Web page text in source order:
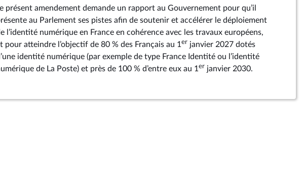
2023
2023
2023
2023
présent amendement demande un rapport au Gouvernement pour qu’il
au Parlement ses pistes afin de soutenir et accélérer le déploiement
l’identité numérique en France en cohérence avec les travaux européens,
pour atteindre l’objectif de 80 % des Français au 1 er janvier 2027 dotés
identité numérique (par exemple de type France Identité ou l’identité
de La Poste) et près de 100 % d’entre eux au 1 er janvier 2030.